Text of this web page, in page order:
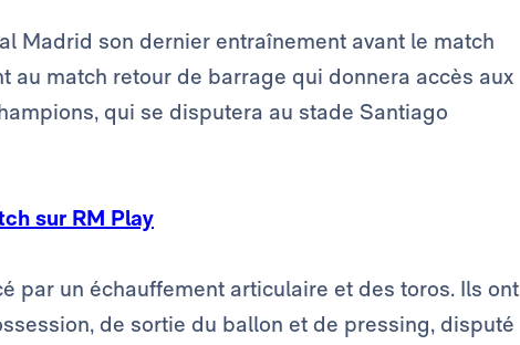
Madrid son dernier entraînement avant le match
au match retour de barrage qui donnera accès aux
qui se disputera au stade Santiago
sur RM Play
par un échauffement articulaire et des toros. Ils ont
de sortie du ballon et de pressing, disputé